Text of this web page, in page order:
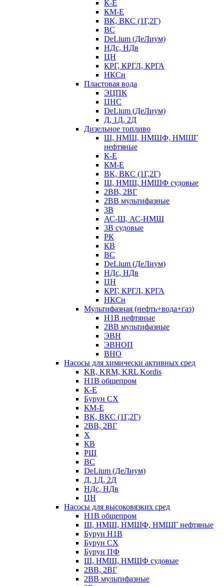
К-Е
КМ-Е
ВК, ВКС (1Г,2Г)
ВС
DeLium (ДеЛиум)
НДс, НДв
ЦН
КРГ, КРГЛ, КРГА
НКСн
Пластовая вода
ЭЦПК
ЦНС
DeLium (ДеЛиум)
Д, 1Д, 2Д
Дизельное топливо
Ш, НМШ, НМШФ, НМШГ
нефтяные
К-Е
КМ-Е
ВК, ВКС (1Г,2Г)
Ш, НМШ, НМШФ судовые
2ВВ, 2ВГ
2ВВ мультифазные
3В
АС-Ш, АС-НМШ
3В судовые
РК
КВ
ВС
DeLium (ДеЛиум)
НДс, НДв
ЦН
КРГ, КРГЛ, КРГА
НКСн
Мультифазная (нефть+вода+газ)
Н1В нефтяные
2ВВ мультифазные
ЭВН
ЭВНОП
ВНО
Насосы для химически активных сред
KR, KRM, KRL Kordis
Н1В общепром
К-Е
Бурун СХ
КМ-Е
ВК, ВКС (1Г,2Г)
2ВВ, 2ВГ
Х
КВ
РШ
ВС
DeLium (ДеЛиум)
Д, 1Д, 2Д
НДс, НДв
ЦН
Насосы для высоковязких сред
Н1В общепром
Ш, НМШ, НМШФ, НМШГ нефтяные
Бурун Н1В
Бурун СХ
Бурун ПФ
Ш, НМШ, НМШФ судовые
2ВВ, 2ВГ
2ВВ мультифазные